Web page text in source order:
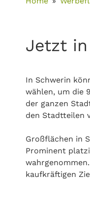
Jetzt in
In Schwerin
wählen, um die
der ganzen
den Stadtteilen
Großflächen in
Prominent
kaufkräftigen